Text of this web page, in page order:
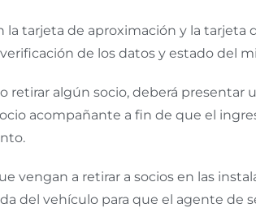
tarjeta de aproximación y la
de los datos y estado del
retirar algún socio, deberá presentar
acompañante a fin de que el
vengan a retirar a socios en las
del vehículo para que el agente de